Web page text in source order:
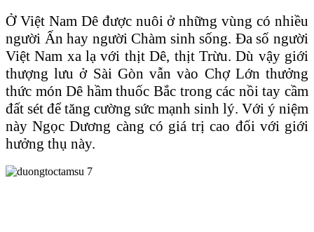
Ở Việt Nam Dê được nuôi ở những vùng có nhiều
người Ấn hay người Chàm sinh sống. Ɖa số người
Việt Nam xa lạ với thịt Dê, thịt Trừu. Dù vậy giới
thượng lưu ở Sài Gòn vẫn vào Chợ Lớn thưởng
thức món Dê hầm thuốc Bắc trong các nồi tay cầm
đất sét để tăng cường sức mạnh sinh lý. Với ý niệm
này Ngọc Dương càng có giá trị cao đối với giới
hưởng thụ này.